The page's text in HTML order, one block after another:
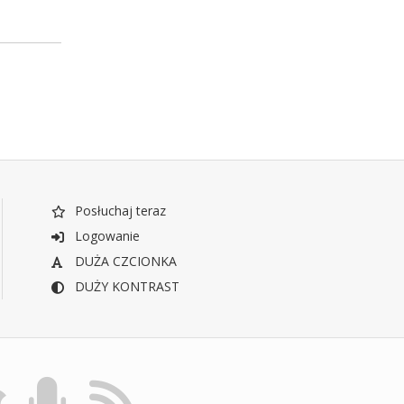
Posłuchaj teraz
Logowanie
DUŻA CZCIONKA
DUŻY KONTRAST